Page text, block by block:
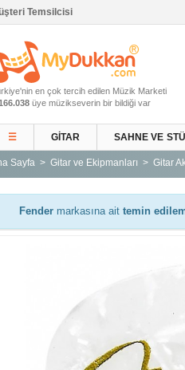
Temsilcisi
en çok tercih edilen Müzik Marketi
üye müzikseverin bir bildiği var
☰ GITAR SAHNE VE
Sayfa Gitar ve Ekipmanları Gitar
Fender markasına ait temin